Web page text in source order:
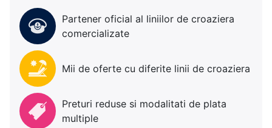
Partener oficial al liniilor de croaziera
comercializate
Mii de oferte cu diferite linii de croaziera
Preturi reduse si modalitati de plata
multiple